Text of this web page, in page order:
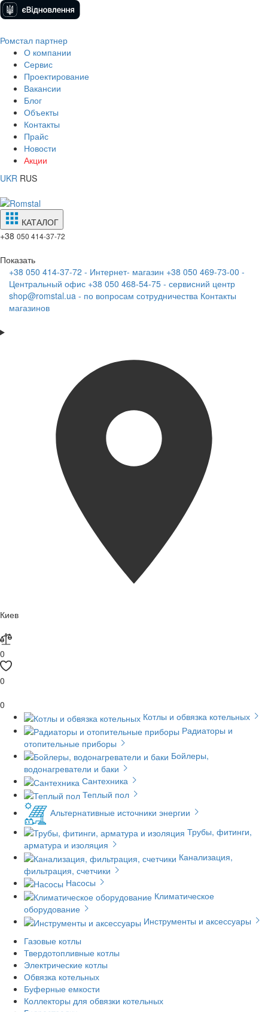
Ромстал партнер
О компании
Сервис
Проектирование
Вакансии
Блог
Объекты
Контакты
Прайс
Новости
Акции
UKR RUS
КАТАЛОГ
+38 050 414-37-72
Показать
+38 050 414-37-72 - Интернет- магазин +38 050 469-73-00 -
Центральный офис +38 050 468-54-75 - сервисний центр
shop@romstal.ua - по вопросам сотрудничества Контакты
магазинов
Киев
0
0
0
Котлы и обвязка котельных
Радиаторы и
отопительные приборы
Бойлеры,
водонагреватели и баки
Сантехника
Теплый пол
Альтернативные источники энергии
Трубы, фитинги,
арматура и изоляция
Канализация,
фильтрация, счетчики
Насосы
Климатическое
оборудование
Инструменты и аксессуары
Газовые котлы
Твердотопливные котлы
Электрические котлы
Обвязка котельных
Буферные емкости
Коллекторы для обвязки котельных